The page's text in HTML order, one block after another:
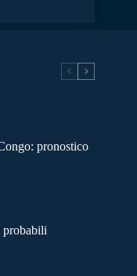
pronostico
probabili